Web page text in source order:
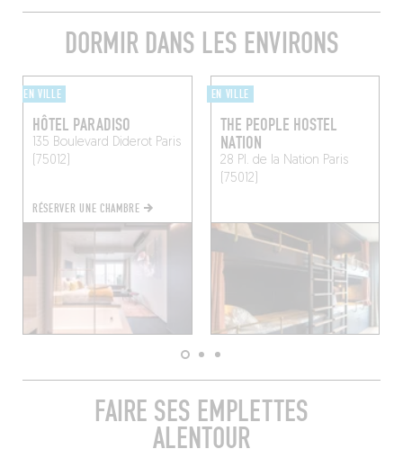
DORMIR DANS LES ENVIRONS
EN VILLE
HÔTEL PARADISO
135 Boulevard DiderotParis
(75012)
RÉSERVER UNE CHAMBRE
EN VILLE
THE PEOPLE HOSTEL
NATION
28 Pl. de la Nation Paris
(75012)
FAIRE SES EMPLETTES
ALENTOUR